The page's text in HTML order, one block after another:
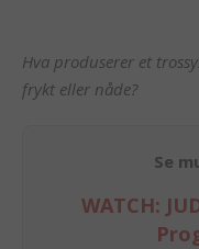
Hva produserer et
frykt eller nåde?
Se
WATCH: